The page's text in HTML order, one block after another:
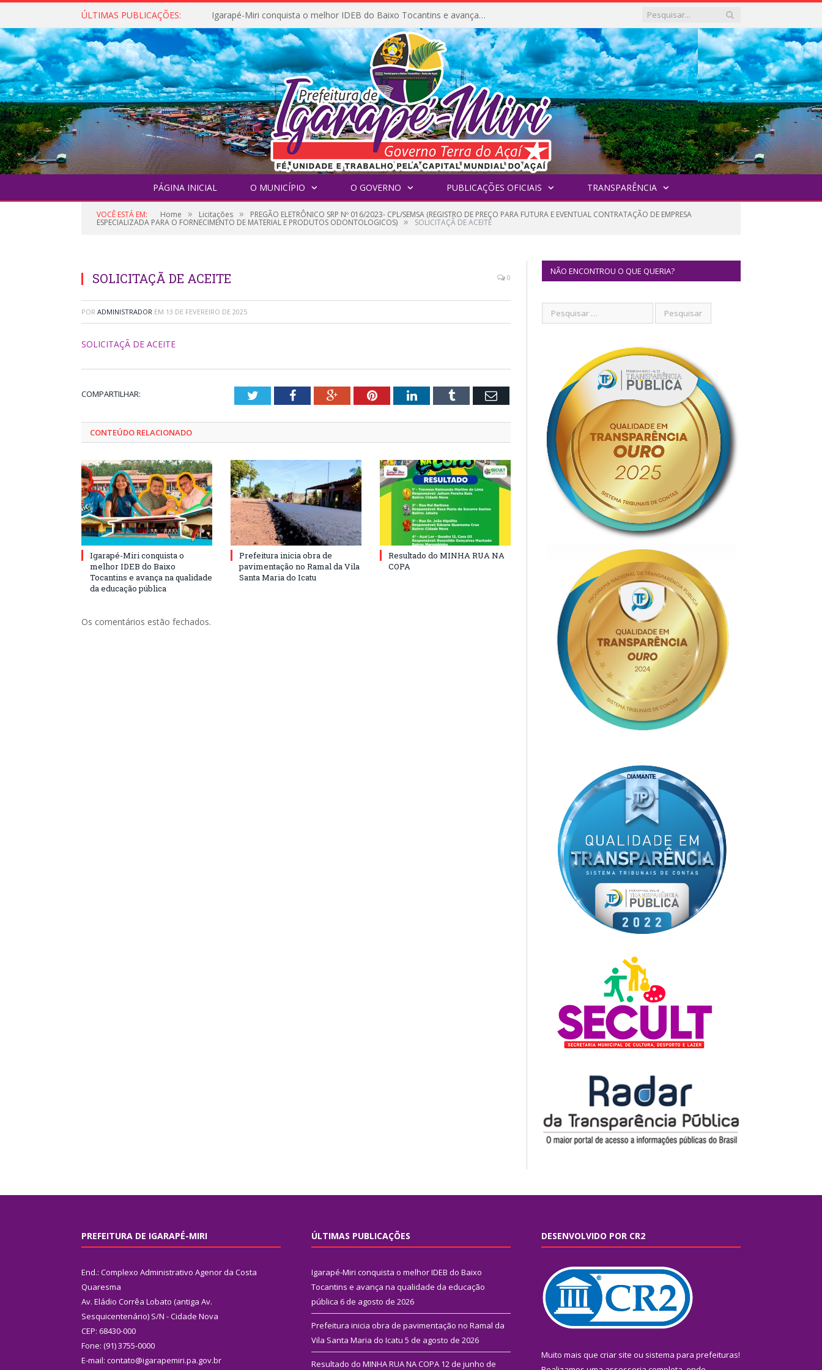
ÚLTIMAS PUBLICAÇÕES: Igarapé-Miri conquista o melhor IDEB do Baixo Tocantins e avança na qualidade da educação pública
PÁGINA INICIAL O MUNICÍPIO O GOVERNO PUBLICAÇÕES OFICIAIS TRANSPARÊNCIA
VOCÊ ESTÁ EM: Home » Licitações » PREGÃO ELETRÔNICO SRP Nº 016/2023- CPL/SEMSA (REGISTRO DE PREÇO PARA FUTURA E EVENTUAL CONTRATAÇÃO DE EMPRESA
ESPECIALIZADA PARA O FORNECIMENTO DE MATERIAL E PRODUTOS ODONTOLOGICOS) » SOLICITAÇÃ DE ACEITE
SOLICITAÇÃ DE ACEITE 0
POR ADMINISTRADOR EM 13 DE FEVEREIRO DE 2025
SOLICITAÇÃ DE ACEITE
COMPARTILHAR: TwitterFacebookGoogle+PinterestLinkedInTumblr Email
CONTEÚDO RELACIONADO
Igarapé-Miri conquista o
melhor IDEB do Baixo
Tocantins e avança na qualidade
da educação pública
Prefeitura inicia obra de
pavimentação no Ramal da Vila
Santa Maria do Icatu
Resultado do MINHA RUA NA
COPA
Os comentários estão fechados.
NÃO ENCONTROU O QUE QUERIA?
PREFEITURA DE IGARAPÉ-MIRI
End.: Complexo Administrativo Agenor da Costa
Quaresma
Av. Eládio Corrêa Lobato (antiga Av.
Sesquicentenário) S/N - Cidade Nova
CEP: 68430-000
Fone: (91) 3755-0000
E-mail: contato@igarapemiri.pa.gov.br
ÚLTIMAS PUBLICAÇÕES
Igarapé-Miri conquista o melhor IDEB do Baixo
Tocantins e avança na qualidade da educação
pública 6 de agosto de 2026
Prefeitura inicia obra de pavimentação no Ramal da
Vila Santa Maria do Icatu 5 de agosto de 2026
Resultado do MINHA RUA NA COPA 12 de junho de
DESENVOLVIDO POR CR2
Muito mais que criar site ou sistema para prefeituras!